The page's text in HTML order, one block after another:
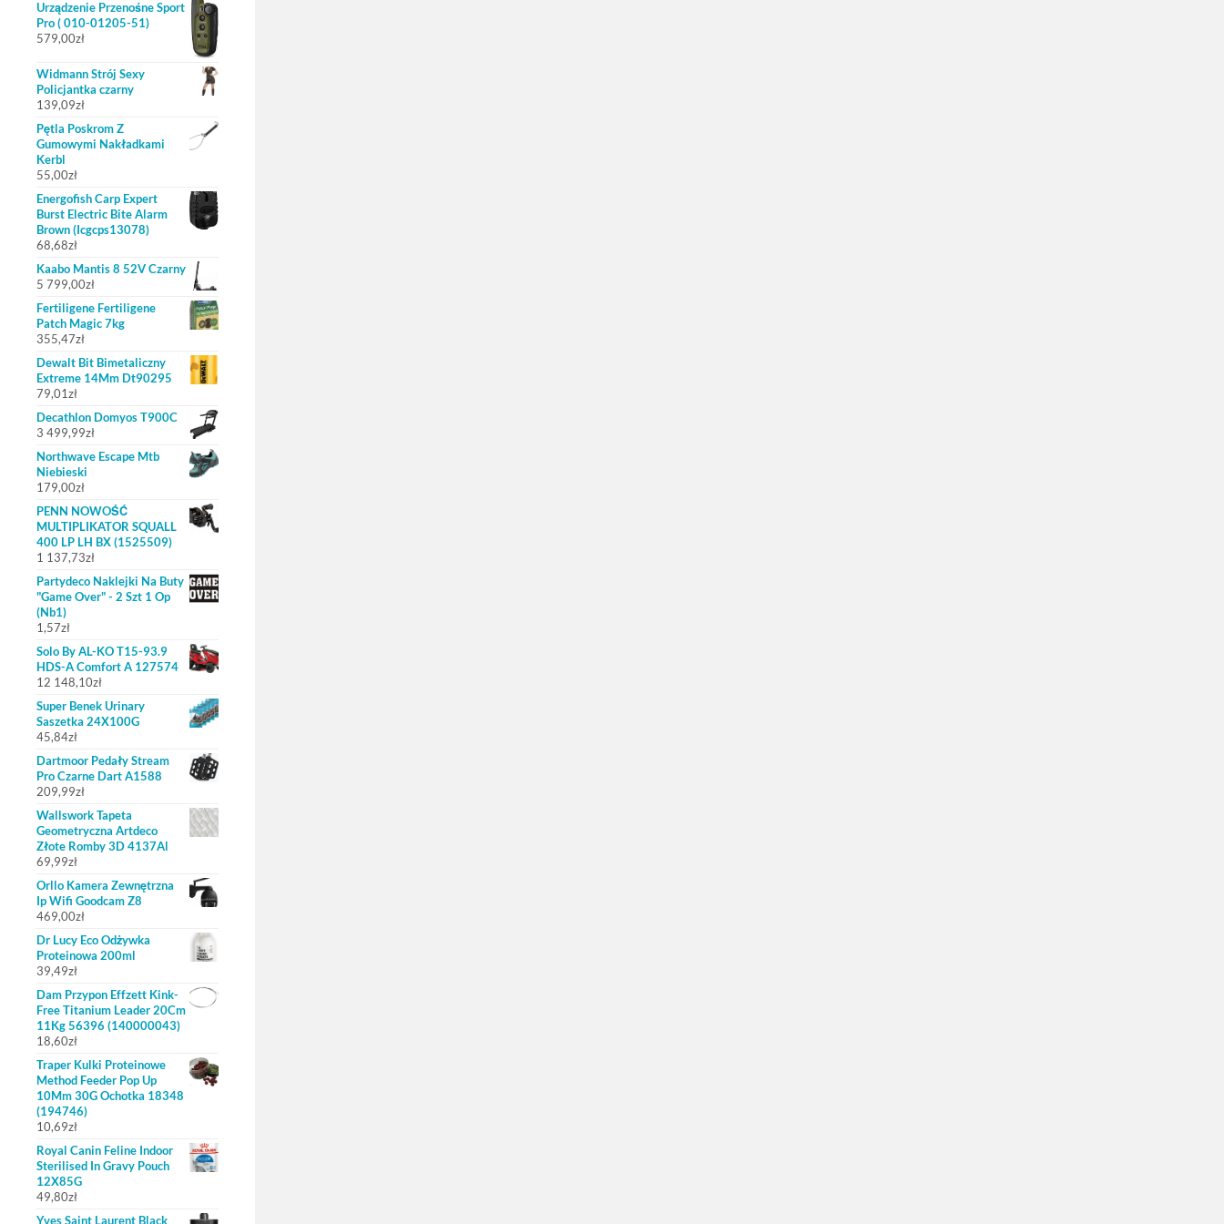
Urządzenie Przenośne Sport
Pro ( 010-01205-51)
579,00zł
Widmann Strój Sexy
Policjantka czarny
139,09zł
Pętla Poskrom Z
Gumowymi Nakładkami
Kerbl
55,00zł
Energofish Carp Expert
Burst Electric Bite Alarm
Brown (Icgcps13078)
68,68zł
Kaabo Mantis 8 52V Czarny
5 799,00zł
Fertiligene Fertiligene
Patch Magic 7kg
355,47zł
Dewalt Bit Bimetaliczny
Extreme 14Mm Dt90295
79,01zł
Decathlon Domyos T900C
3 499,99zł
Northwave Escape Mtb
Niebieski
179,00zł
PENN NOWOŚĆ
MULTIPLIKATOR SQUALL
400 LP LH BX (1525509)
1 137,73zł
Partydeco Naklejki Na Buty
"Game Over" - 2 Szt 1 Op
(Nb1)
1,57zł
Solo By AL-KO T15-93.9
HDS-A Comfort A 127574
12 148,10zł
Super Benek Urinary
Saszetka 24X100G
45,84zł
Dartmoor Pedały Stream
Pro Czarne Dart A1588
209,99zł
Wallswork Tapeta
Geometryczna Artdeco
Złote Romby 3D 4137Al
69,99zł
Orllo Kamera Zewnętrzna
Ip Wifi Goodcam Z8
469,00zł
Dr Lucy Eco Odżywka
Proteinowa 200ml
39,49zł
Dam Przypon Effzett Kink-
Free Titanium Leader 20Cm
11Kg 56396 (140000043)
18,60zł
Traper Kulki Proteinowe
Method Feeder Pop Up
10Mm 30G Ochotka 18348
(194746)
10,69zł
Royal Canin Feline Indoor
Sterilised In Gravy Pouch
12X85G
49,80zł
Yves Saint Laurent Black